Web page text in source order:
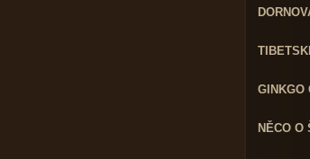
GINKGO
NĚCO O